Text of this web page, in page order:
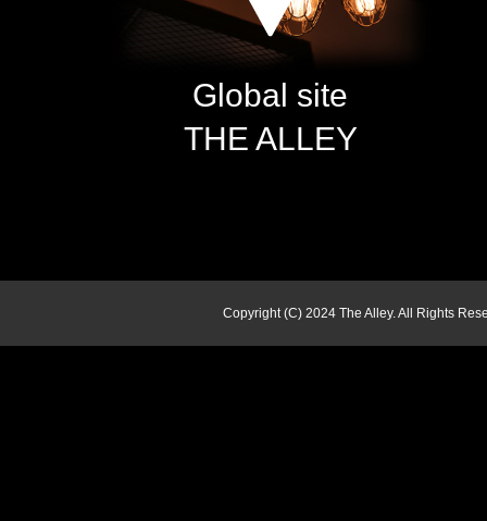
Global site
THE ALLEY
Copyright (C) 2024 The Alley. All Rights